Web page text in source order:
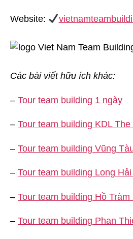
Website:
Các bài viết hữu ích khác:
– Tour team building 1 ngày
– Tour team building KDL
– Tour team building Vũng
– Tour team building Long
– Tour team building Hồ
– Tour team building Phan